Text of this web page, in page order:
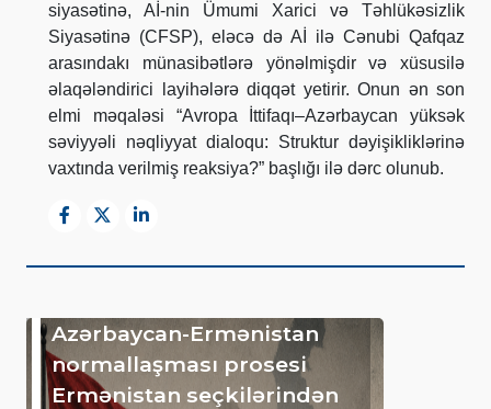
siyasətinə, Aİ-nin Ümumi Xarici və Təhlükəsizlik
Siyasətinə (CFSP), eləcə də Aİ ilə Cənubi Qafqaz
arasındakı münasibətlərə yönəlmişdir və xüsusilə
əlaqələndirici layihələrə diqqət yetirir. Onun ən son
elmi məqaləsi “Avropa İttifaqı–Azərbaycan yüksək
səviyyəli nəqliyyat dialoqu: Struktur dəyişikliklərinə
vaxtında verilmiş reaksiya?” başlığı ilə dərc olunub.
Azərbaycan-Ermənistan
normallaşması prosesi
Ermənistan seçkilərindən